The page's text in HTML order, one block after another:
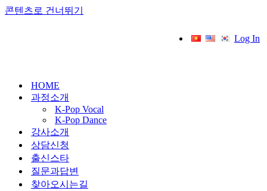
콘텐츠로 건너뛰기
Log In
HOME
과정소개
K-Pop Vocal
K-Pop Dance
강사소개
상담신청
출신스타
질문과답변
찾아오시는길